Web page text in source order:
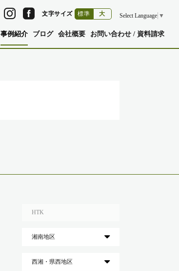
事例紹介 ブログ 会社概要 お問い合わせ / 資料請求
Select Language ▼
文字サイズ 標準 大
HTK
湘南地区
西湘・県西地区